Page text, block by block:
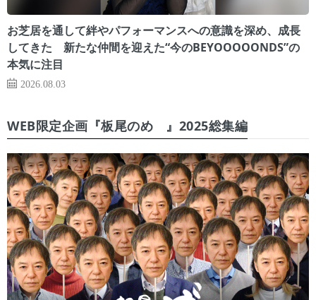
お芝居を通して絆やパフォーマンスへの意識を深め、成長
してきた 新たな仲間を迎えた“今のBEYOOOOONDS”の
本気に注目
2026.08.03
WEB限定企画『板尾のめ゙』2025総集編